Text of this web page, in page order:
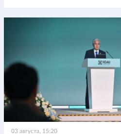
03 августа, 15:20